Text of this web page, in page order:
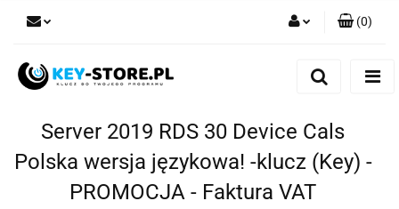
Dodaj zgłoszenie
(0)
Server 2019 RDS 30 Device Cals
Polska wersja językowa! -klucz (Key) -
PROMOCJA - Faktura VAT